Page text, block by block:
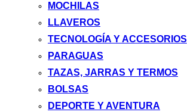
MOCHILAS
LLAVEROS
TECNOLOGÍA Y ACCESORIOS
PARAGUAS
TAZAS, JARRAS Y TERMOS
BOLSAS
DEPORTE Y AVENTURA